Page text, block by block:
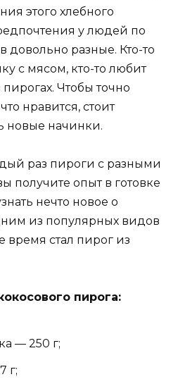
этого хлебного
у людей по
довольно разные. Кто-то
с мясом, кто-то любит
Чтобы точно
нравится, стоит
новые начинки.
раз пироги с разными
получите опыт в готовке
нечто новое о
из популярных видов
время стал пирог из
пирога:
— 250 г;
г;